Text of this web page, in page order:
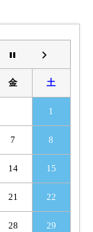
金 土
1
7 8
14 15
21 22
28 29